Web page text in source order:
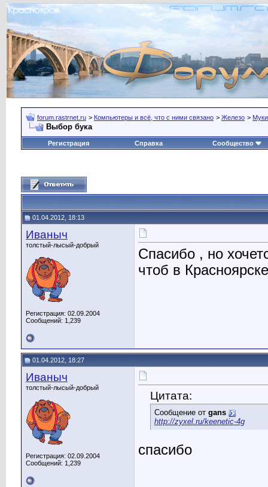
forum.rastrnet.ru > Компьютеры и всё, что с ними связано > Железо >
Выбор бука
Регистрация Справка Сообщество
01.04.2012, 18:13
Иваныч
толстый-лысый-добрый
Регистрация: 02.09.2004
Сообщений: 1,239
Спасибо , но
чтоб в
01.04.2012, 18:27
Иваныч
толстый-лысый-добрый
Регистрация: 02.09.2004
Сообщений: 1,239
Цитата:
Сообщение от gans
http://zyxel.ru/keenetic-4g
спасибо